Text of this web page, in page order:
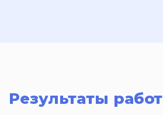
Результаты работ